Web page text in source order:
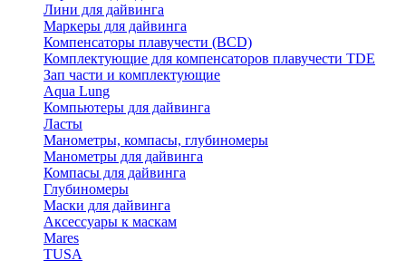
Лини для дайвинга
Маркеры для дайвинга
Компенсаторы плавучести (BCD)
Комплектующие для компенсаторов плавучести TDE
Зап части и комплектующие
Aqua Lung
Компьютеры для дайвинга
Ласты
Манометры, компасы, глубиномеры
Манометры для дайвинга
Компасы для дайвинга
Глубиномеры
Маски для дайвинга
Аксессуары к маскам
Mares
TUSA